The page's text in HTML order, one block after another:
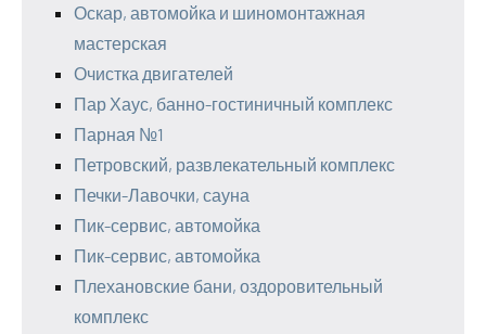
Оскар, автомойка и шиномонтажная
мастерская
Очистка двигателей
Пар Хаус, банно-гостиничный комплекс
Парная №1
Петровский, развлекательный комплекс
Печки-Лавочки, сауна
Пик-сервис, автомойка
Пик-сервис, автомойка
Плехановские бани, оздоровительный
комплекс